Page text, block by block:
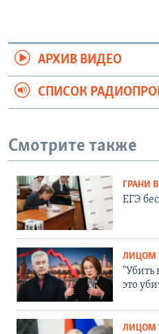
АРХИВ ВИДЕО
СПИСОК
Смотрите также
ГРАНИ
ЕГЭ
ЛИЦОМ
"Убить
это
ЛИЦОМ